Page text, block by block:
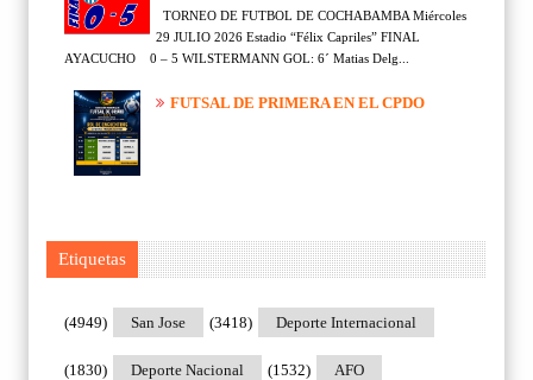
TORNEO DE FUTBOL DE COCHABAMBA Miércoles
29 JULIO 2026 Estadio “Félix Capriles” FINAL
AYACUCHO 0 – 5 WILSTERMANN GOL: 6´ Matias Delg...
FUTSAL DE PRIMERA EN EL CPDO
Etiquetas
San Jose
(4949) Deporte Internacional
(3418)
Deporte Nacional
(1830) AFO
(1532)